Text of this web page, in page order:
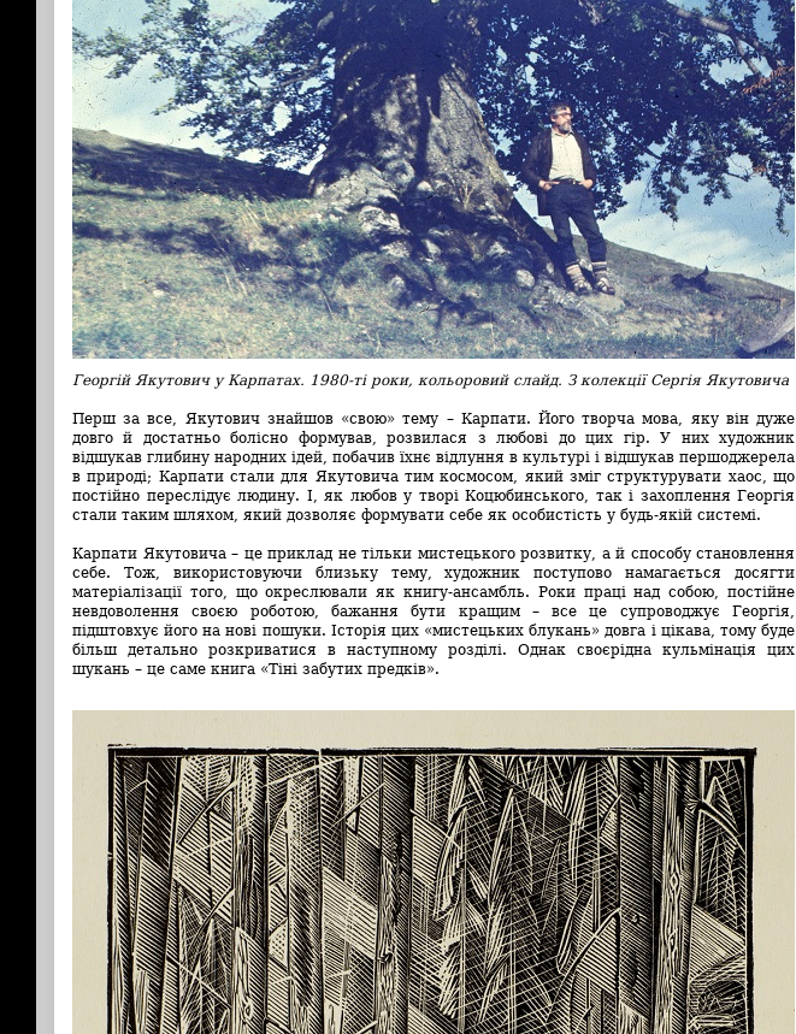
Георгій Якутович у Карпатах. 1980-ті роки, кольоровий слайд. З колекції Сергія Якутовича
Перш за все, Якутович знайшов «свою» тему – Карпати. Його творча мова, яку він дуже
довго й достатньо болісно формував, розвилася з любові до цих гір. У них художник
відшукав глибину народних ідей, побачив їхнє відлуння в культурі і відшукав першоджерела
в природі; Карпати стали для Якутовича тим космосом, який зміг структурувати хаос, що
постійно переслідує людину. І, як любов у творі Коцюбинського, так і захоплення Георгія
стали таким шляхом, який дозволяє формувати себе як особистість у будь-якій системі.
Карпати Якутовича – це приклад не тільки мистецького розвитку, а й способу становлення
себе. Тож, використовуючи близьку тему, художник поступово намагається досягти
матеріалізації того, що окреслювали як книгу-ансамбль. Роки праці над собою, постійне
невдоволення своєю роботою, бажання бути кращим – все це супроводжує Георгія,
підштовхує його на нові пошуки. Історія цих «мистецьких блукань» довга і цікава, тому буде
більш детально розкриватися в наступному розділі. Однак своєрідна кульмінація цих
шукань – це саме книга «Тіні забутих предків».